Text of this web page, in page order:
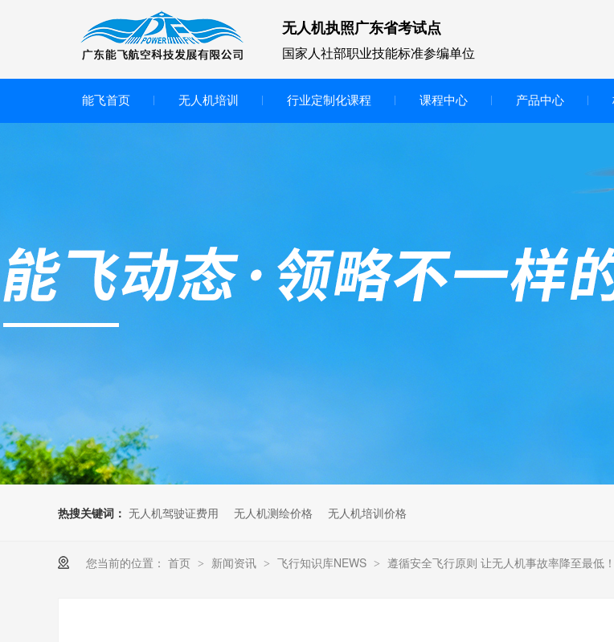
无人机执照广东省考试点
国家人社部职业技能标准参编单位
能飞首页 无人机培训 行业定制化课程 课程中心 产品中心
智慧交互显示大屏
无人机基础飞行模
装
无人机考培基地工具
无人机考试评测系统
多旋翼无人机组装
垂直起降固定翼装
无人机套装
热搜关键词： 无人机驾驶证费用 无人机测绘价格 无人机培训价格
您当前的位置： 首页 > 新闻资讯 > 飞行知识库NEWS > 遵循安全飞行原则 让无人机事故率降至最低！